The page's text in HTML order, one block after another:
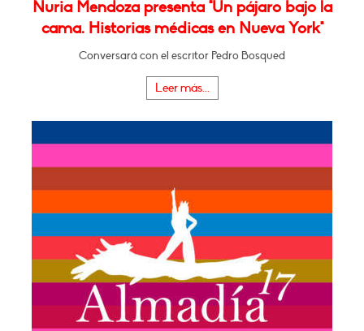
Nuria Mendoza presenta "Un pájaro bajo la
cama. Historias médicas en Nueva York"
Conversará con el escritor Pedro Bosqued
Leer más...